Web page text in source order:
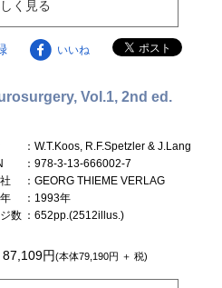
く見る
いいね
Vol.1, 2nd ed.
：W.T.Koos, R.F.Spetzler & J.Lang
：978-3-13-666002-7
：GEORG THIEME VERLAG
：1993年
数 ：652pp.(2512illus.)
87,109円(本体79,190円 ＋ 税)